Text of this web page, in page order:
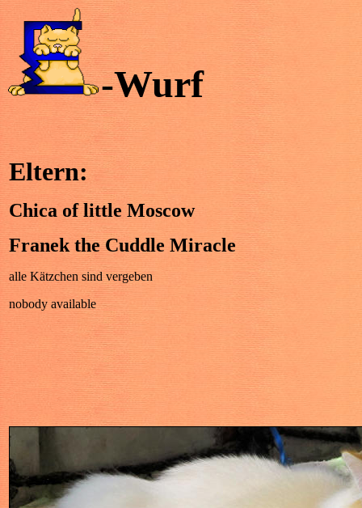
-Wurf
Eltern:
Chica of little Moscow
Franek the Cuddle Miracle
alle Kätzchen sind vergeben
nobody available